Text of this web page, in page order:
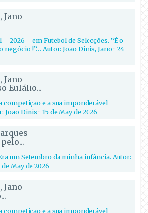
Jano
2026 – em Futebol de Selecções. “É o
negócio !”… Autor: João Dinis, Jano·24
Jano
Eulálio...
competição e a sua imponderável
João Dinis·15 de May de 2026
um Setembro da minha infância. Autor:
de May de 2026
Jano
competição e a sua imponderável